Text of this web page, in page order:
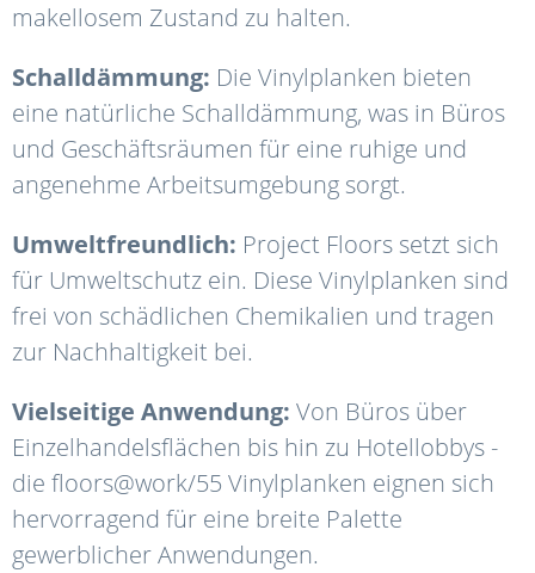
makellosem Zustand zu halten.
Schalldämmung: Die Vinylplanken bieten
eine natürliche Schalldämmung, was in Büros
und Geschäftsräumen für eine ruhige und
angenehme Arbeitsumgebung sorgt.
Umweltfreundlich: Project Floors setzt sich
für Umweltschutz ein. Diese Vinylplanken sind
frei von schädlichen Chemikalien und tragen
zur Nachhaltigkeit bei.
Vielseitige Anwendung: Von Büros über
Einzelhandelsflächen bis hin zu Hotellobbys -
die floors@work/55 Vinylplanken eignen sich
hervorragend für eine breite Palette
gewerblicher Anwendungen.